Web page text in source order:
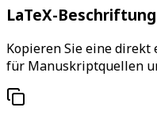
LaTeX-
Kopieren Sie eine
für Manuskriptquellen